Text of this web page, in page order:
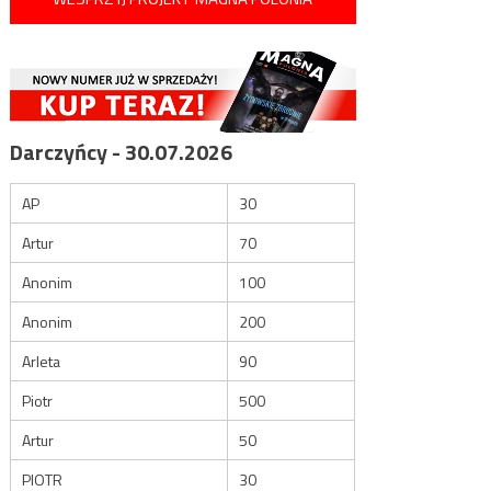
Darczyńcy - 30.07.2026
AP
30
Artur
70
Anonim
100
Anonim
200
Arleta
90
Piotr
500
Artur
50
PIOTR
30